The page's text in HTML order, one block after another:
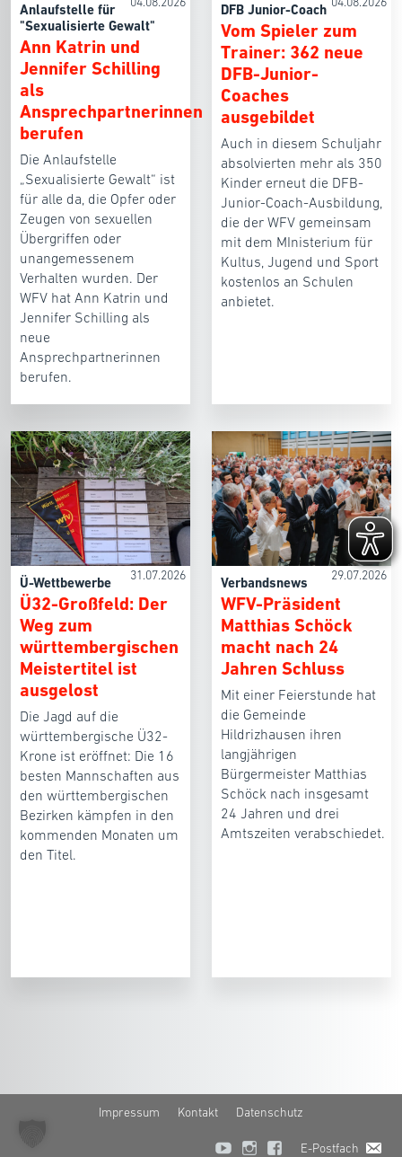
Anlaufstelle für
"Sexualisierte Gewalt"
Ann Katrin und
Jennifer Schilling
als
Ansprechpartnerinnen
berufen
Die Anlaufstelle
„Sexualisierte Gewalt“ ist
für alle da, die Opfer oder
Zeugen von sexuellen
Übergriffen oder
unangemessenem
Verhalten wurden. Der
WFV hat Ann Katrin und
Jennifer Schilling als
neue
Ansprechpartnerinnen
berufen.
DFB Junior-Coach
Vom Spieler zum
Trainer: 362 neue
DFB-Junior-
Coaches
ausgebildet
Auch in diesem Schuljahr
absolvierten mehr als 350
Kinder erneut die DFB-
Junior-Coach-Ausbildung,
die der WFV gemeinsam
mit dem MInisterium für
Kultus, Jugend und Sport
kostenlos an Schulen
anbietet.
31.07.2026
Ü-Wettbewerbe
Ü32-Großfeld: Der
Weg zum
württembergischen
Meistertitel ist
ausgelost
Die Jagd auf die
württembergische Ü32-
Krone ist eröffnet: Die 16
besten Mannschaften aus
den württembergischen
Bezirken kämpfen in den
kommenden Monaten um
den Titel.
29.07.2026
Verbandsnews
WFV-Präsident
Matthias Schöck
macht nach 24
Jahren Schluss
Mit einer Feierstunde hat
die Gemeinde
Hildrizhausen ihren
langjährigen
Bürgermeister Matthias
Schöck nach insgesamt
24 Jahren und drei
Amtszeiten verabschiedet.
Impressum Kontakt Datenschutz
E-Postfach